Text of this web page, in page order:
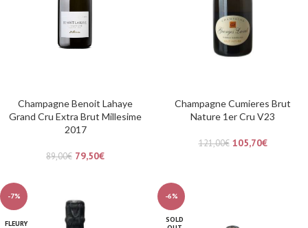
Champagne Benoit Lahaye
Grand Cru Extra Brut Millesime
2017
89,00€ 79,50€
Champagne Cumieres Brut
Nature 1er Cru V23
121,00€ 105,70€
-7%
FLEURY
-6%
SOLD